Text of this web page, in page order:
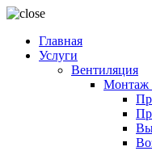
Главная
Услуги
Вентиляция
Монтаж